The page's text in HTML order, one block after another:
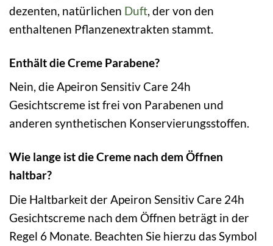
dezenten, natürlichen Duft, der von den
enthaltenen Pflanzenextrakten stammt.
Enthält die Creme Parabene?
Nein, die Apeiron Sensitiv Care 24h
Gesichtscreme ist frei von Parabenen und
anderen synthetischen Konservierungsstoffen.
Wie lange ist die Creme nach dem Öffnen
haltbar?
Die Haltbarkeit der Apeiron Sensitiv Care 24h
Gesichtscreme nach dem Öffnen beträgt in der
Regel 6 Monate. Beachten Sie hierzu das Symbol